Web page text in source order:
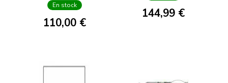
En stock
110,00 €
144,99 €